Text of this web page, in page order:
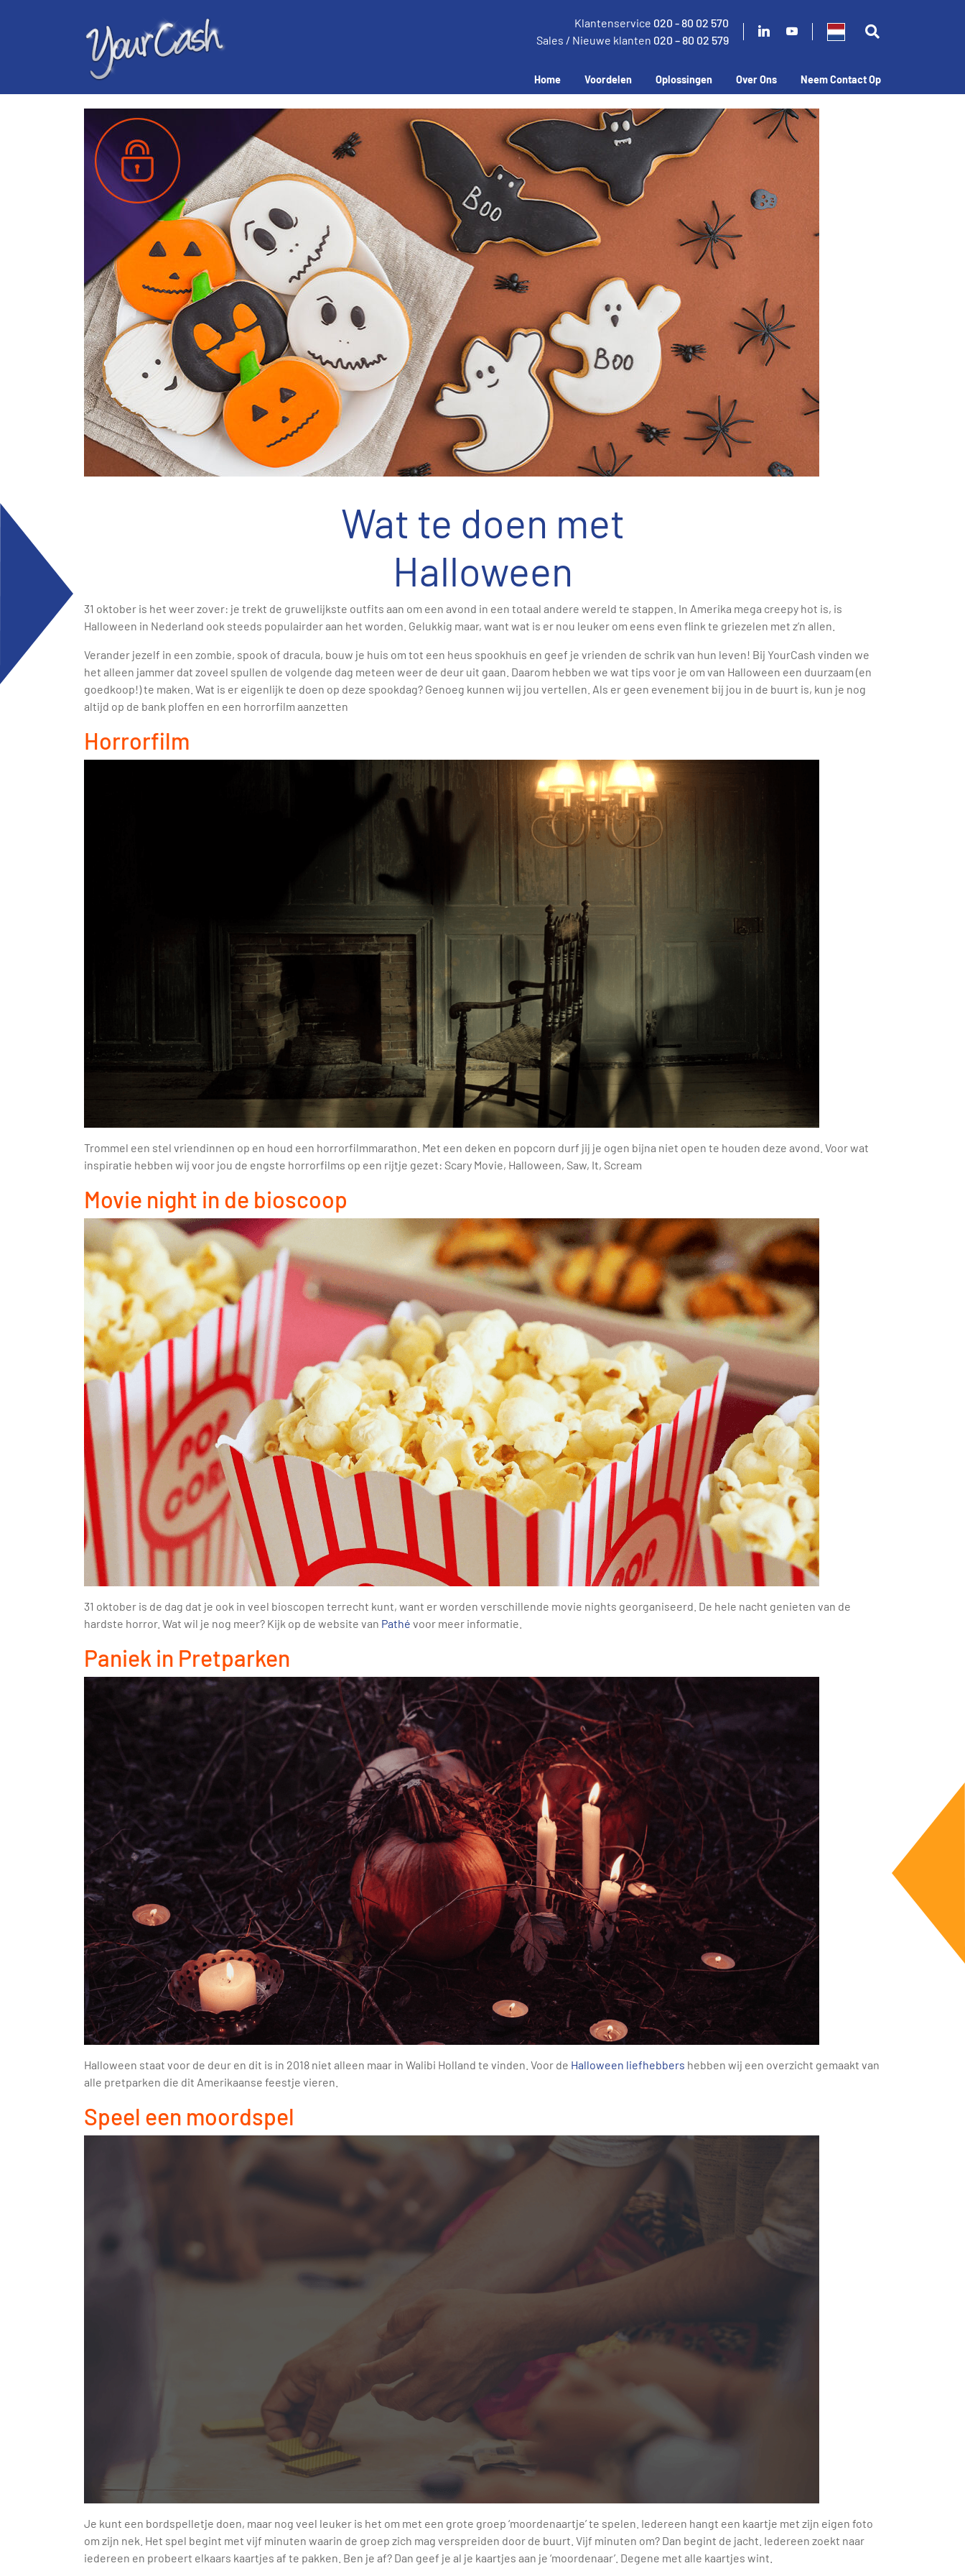
Klantenservice 020 - 80 02 570
Sales / Nieuwe klanten 020 – 80 02 579
Home Voordelen Oplossingen Over Ons Neem Contact Op
Wat te doen met
Halloween
31 oktober is het weer zover: je trekt de gruwelijkste outfits aan om een avond in een totaal andere wereld te stappen. In Amerika mega creepy hot is, is
Halloween in Nederland ook steeds populairder aan het worden. Gelukkig maar, want wat is er nou leuker om eens even flink te griezelen met z’n allen.
Verander jezelf in een zombie, spook of dracula, bouw je huis om tot een heus spookhuis en geef je vrienden de schrik van hun leven! Bij YourCash vinden we
het alleen jammer dat zoveel spullen de volgende dag meteen weer de deur uit gaan. Daarom hebben we wat tips voor je om van Halloween een duurzaam (en
goedkoop!) te maken. Wat is er eigenlijk te doen op deze spookdag? Genoeg kunnen wij jou vertellen. Als er geen evenement bij jou in de buurt is, kun je nog
altijd op de bank ploffen en een horrorfilm aanzetten
Horrorfilm
Trommel een stel vriendinnen op en houd een horrorfilmmarathon. Met een deken en popcorn durf jij je ogen bijna niet open te houden deze avond. Voor wat
inspiratie hebben wij voor jou de engste horrorfilms op een rijtje gezet: Scary Movie, Halloween, Saw, It, Scream
Movie night in de bioscoop
31 oktober is de dag dat je ook in veel bioscopen terrecht kunt, want er worden verschillende movie nights georganiseerd. De hele nacht genieten van de
hardste horror. Wat wil je nog meer? Kijk op de website van Pathé voor meer informatie.
Paniek in Pretparken
Halloween staat voor de deur en dit is in 2018 niet alleen maar in Walibi Holland te vinden. Voor de Halloween liefhebbers hebben wij een overzicht gemaakt van
alle pretparken die dit Amerikaanse feestje vieren.
Speel een moordspel
Je kunt een bordspelletje doen, maar nog veel leuker is het om met een grote groep ‘moordenaartje’ te spelen. Iedereen hangt een kaartje met zijn eigen foto
om zijn nek. Het spel begint met vijf minuten waarin de groep zich mag verspreiden door de buurt. Vijf minuten om? Dan begint de jacht. Iedereen zoekt naar
iedereen en probeert elkaars kaartjes af te pakken. Ben je af? Dan geef je al je kaartjes aan je ‘moordenaar’. Degene met alle kaartjes wint.